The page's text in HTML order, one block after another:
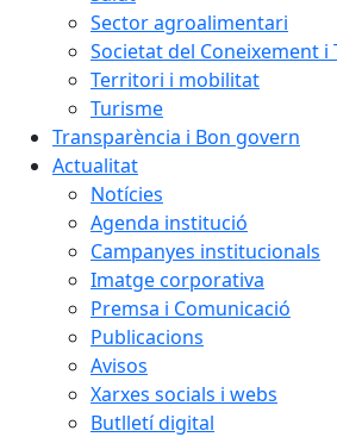
Sector agroalimentari
Societat del Coneixement i
Territori i mobilitat
Turisme
Transparència i Bon govern
Actualitat
Notícies
Agenda institució
Campanyes institucionals
Imatge corporativa
Premsa i Comunicació
Publicacions
Avisos
Xarxes socials i webs
Butlletí digital